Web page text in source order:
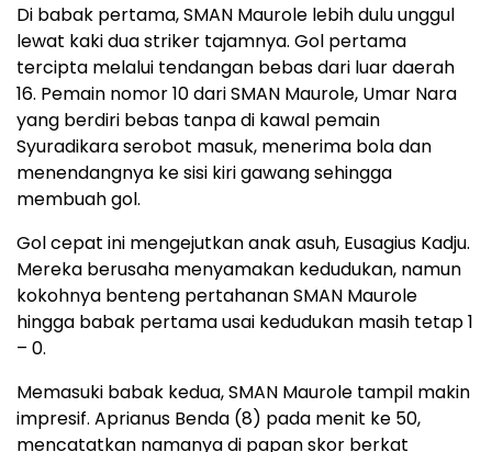
Di babak pertama, SMAN Maurole lebih dulu unggul
lewat kaki dua striker tajamnya. Gol pertama
tercipta melalui tendangan bebas dari luar daerah
16. Pemain nomor 10 dari SMAN Maurole, Umar Nara
yang berdiri bebas tanpa di kawal pemain
Syuradikara serobot masuk, menerima bola dan
menendangnya ke sisi kiri gawang sehingga
membuah gol.
Gol cepat ini mengejutkan anak asuh, Eusagius Kadju.
Mereka berusaha menyamakan kedudukan, namun
kokohnya benteng pertahanan SMAN Maurole
hingga babak pertama usai kedudukan masih tetap 1
– 0.
Memasuki babak kedua, SMAN Maurole tampil makin
impresif. Aprianus Benda (8) pada menit ke 50,
mencatatkan namanya di papan skor berkat